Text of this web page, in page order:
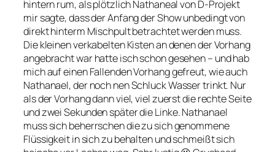
hintern rum, als plötzlich Nathaneal von D-Projekt
mir sagte, dass der Anfang der Show unbedingt von
direkt hinterm Mischpult betrachtet werden muss.
Die kleinen verkabelten Kisten an denen der Vorhang
angebracht war hatte isch schon gesehen – und hab
mich auf einen Fallenden Vorhang gefreut, wie auch
Nathanael, der noch nen Schluck Wasser trinkt. Nur
als der Vorhang dann viel, viel zuerst die rechte Seite
und zwei Sekunden später die Linke. Nathanael
muss sich beherrschen die zu sich genommene
Flüssigkeit in sich zu behalten und schmeißt sich